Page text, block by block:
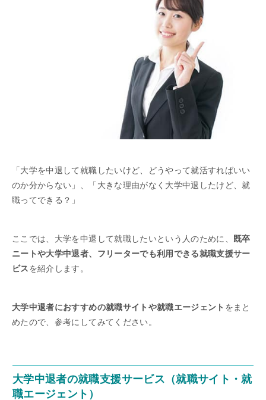
「大学を中退して就職したいけど、どうやって就活すればいい
のか分からない」、「大きな理由がなく大学中退したけど、就
職ってできる？」
ここでは、大学を中退して就職したいという人のために、
既卒
ニートや大学中退者、フリーターでも利用できる就職支援サー
ビスを紹介します。
大学中退者におすすめの就職サイトや就職エージェント をまと
めたので、参考にしてみてください。
大学中退者の就職支援サービス（就職サイト・就
職エージェント）